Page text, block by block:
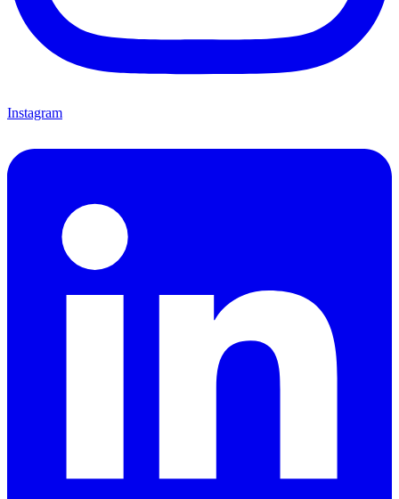
Instagram